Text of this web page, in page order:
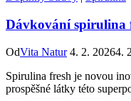
Dávkování spirulina
OdVita Natur 4. 2. 20264.
Spirulina fresh je novou
prospěšné látky této